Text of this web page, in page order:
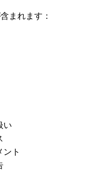
まれます：
い
ト